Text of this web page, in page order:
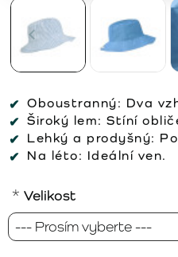
Oboustranný: Dva
Široký lem: Stíní
Lehký a prodyšný:
Na léto: Ideální ven.
Velikost